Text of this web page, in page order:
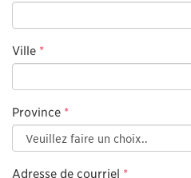
Ville *
Province *
Adresse de courriel *